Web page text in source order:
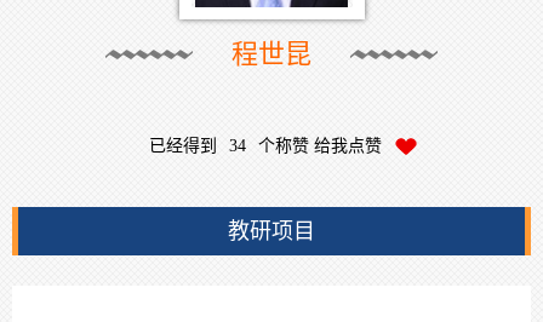
程世昆
已经得到 34 个称赞 给我点赞
教研项目